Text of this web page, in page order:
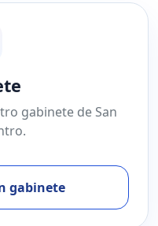
gabinete de San
gabinete